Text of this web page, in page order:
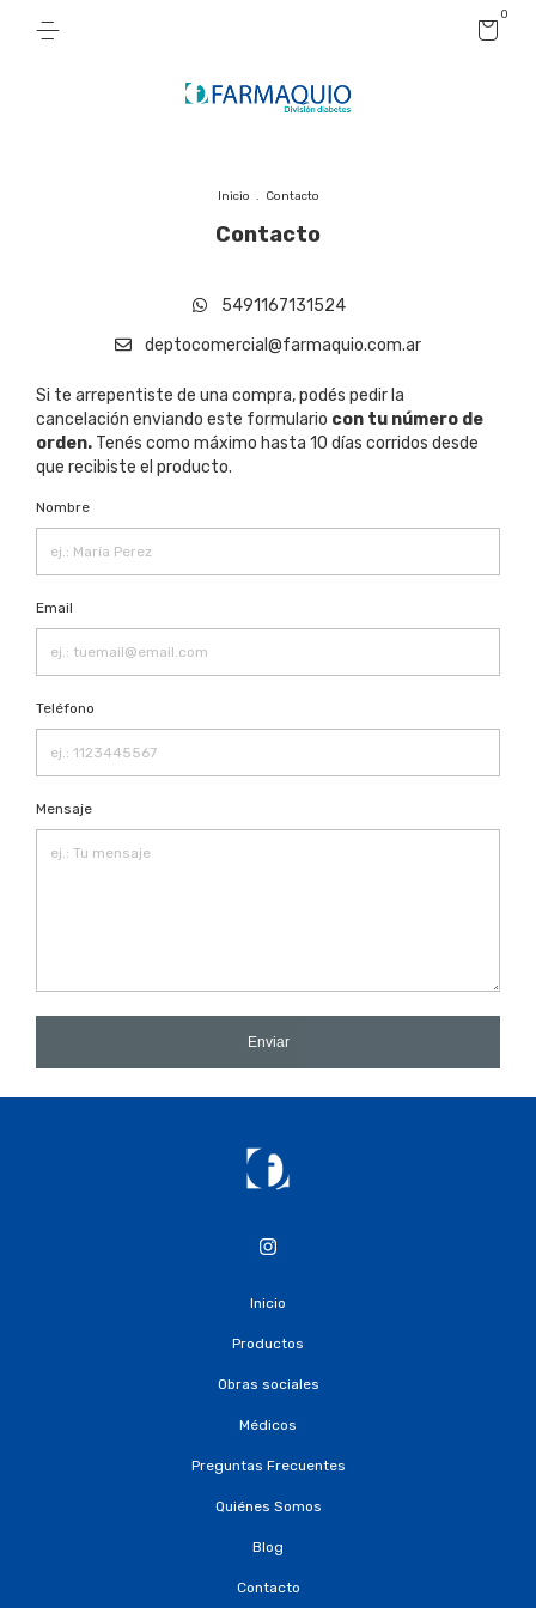
0
Inicio . Contacto
Contacto
5491167131524
deptocomercial@farmaquio.com.ar
Si te arrepentiste de una compra, podés pedir la
cancelación enviando este formulario con tu número de
orden. Tenés como máximo hasta 10 días corridos desde
que recibiste el producto.
Nombre
Email
Teléfono
Mensaje
Enviar
Inicio
Productos
Obras sociales
Médicos
Preguntas Frecuentes
Quiénes Somos
Blog
Contacto